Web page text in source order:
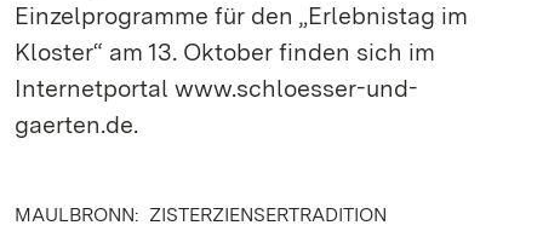
Einzelprogramme für den „Erlebnistag im
Kloster“ am 13. Oktober finden sich im
Internetportal www.schloesser-und-
gaerten.de.
MAULBRONN: ZISTERZIENSERTRADITION